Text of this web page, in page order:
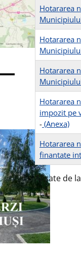
Hotararea
Hotararea
Hotararea
Hotararea
impozit pe
- (Anexa)
Hotararea
finantate
Afisate de